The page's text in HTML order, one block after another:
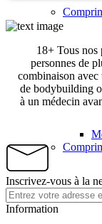
18+ Tous nos
personnes de
combinaison
de bodybuilding
à un médecin
Inscrivez-vous à la
Information